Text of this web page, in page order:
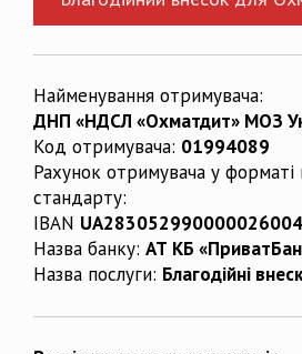
Найменування отримувача:
ДНП «НДСЛ «Охматдит» МОЗ
Код отримувача: 01994089
Рахунок отримувача у форматі
стандарту:
IBAN
Назва банку: АТ КБ
Назва послуги: Благодійні